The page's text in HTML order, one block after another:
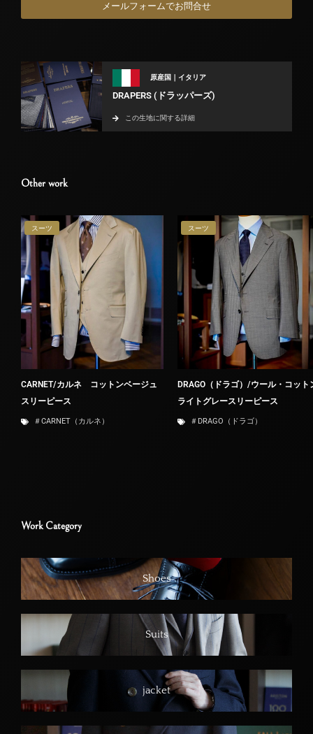
メールフォームでお問合せ
原産国｜イタリア
DRAPERS (ドラッパーズ)
この生地に関する詳細
Other work
スーツ
CARNET/カルネ コットンベージュ
スリーピース
＃CARNET（カルネ）
スーツ
DRAGO（ドラゴ）/ウール・コット
ライトグレースリーピース
＃DRAGO（ドラゴ）
Work Category
Shoes
Suits
jacket